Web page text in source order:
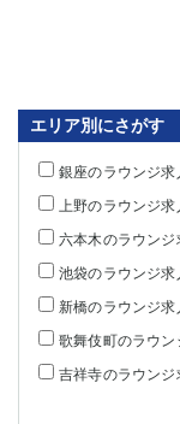
エリア別にさがす
銀座のラウンジ求
上野のラウンジ求
六本木のラウン
池袋のラウンジ求
新橋のラウンジ求
歌舞伎町のラウ
吉祥寺のラウン